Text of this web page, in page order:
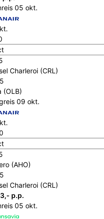
05 okt.
Charleroi (CRL)
(OLB)
09 okt.
(AHO)
Charleroi (CRL)
p.p.
05 okt.